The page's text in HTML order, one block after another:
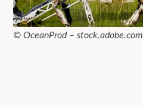
© OceanProd – stock.adobe.com